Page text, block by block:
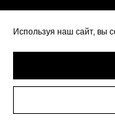
Используя наш сайт, вы